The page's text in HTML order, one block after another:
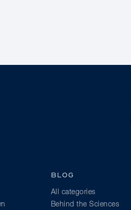
BLOG
All categories
Behind the Sciences